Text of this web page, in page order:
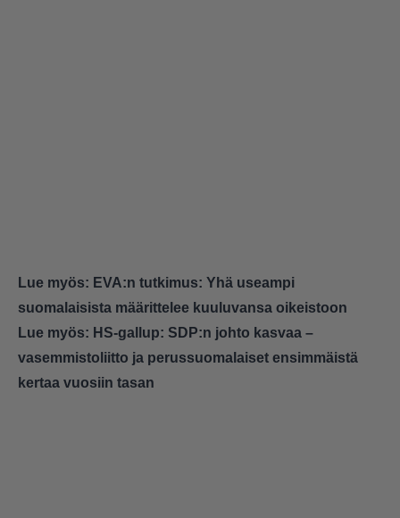
Lue myös: EVA:n tutkimus: Yhä useampi
suomalaisista määrittelee kuuluvansa oikeistoon
Lue myös: HS-gallup: SDP:n johto kasvaa –
vasemmistoliitto ja perussuomalaiset ensimmäistä
kertaa vuosiin tasan